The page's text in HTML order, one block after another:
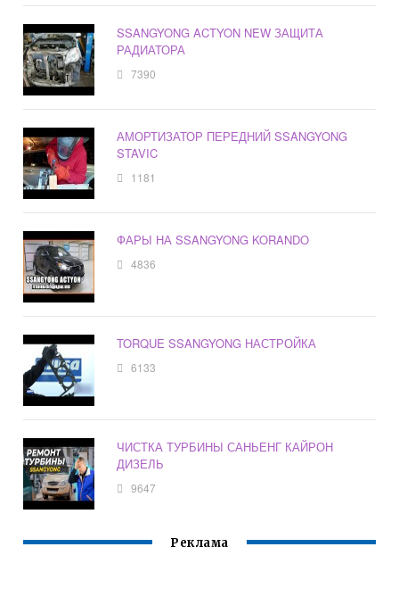
SSANGYONG ACTYON NEW ЗАЩИТА
РАДИАТОРА
7390
АМОРТИЗАТОР ПЕРЕДНИЙ SSANGYONG
STAVIC
1181
ФАРЫ НА SSANGYONG KORANDO
4836
TORQUE SSANGYONG НАСТРОЙКА
6133
ЧИСТКА ТУРБИНЫ САНЬЕНГ КАЙРОН
ДИЗЕЛЬ
9647
Реклама